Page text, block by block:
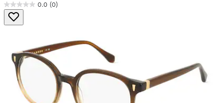
0.0 (0)
0.0
von
5